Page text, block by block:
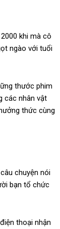
khi mà cô
ngào với tuổi
thước phim
các nhân vật
thức cùng
chuyện nói
bạn tổ chức
thoại nhận